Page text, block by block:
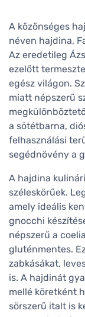
A közönséges
néven hajdina,
Az eredetileg
ezelőtt
egész világon.
miatt népszerű
a sötétbarna,
felhasználási
segédnövény a
A hajdina
széleskörűek.
amely ideális
gnocchi
népszerű a
gluténmentes.
zabkásákat,
is. A hajdinát
mellé köretként
sörszerű italt is